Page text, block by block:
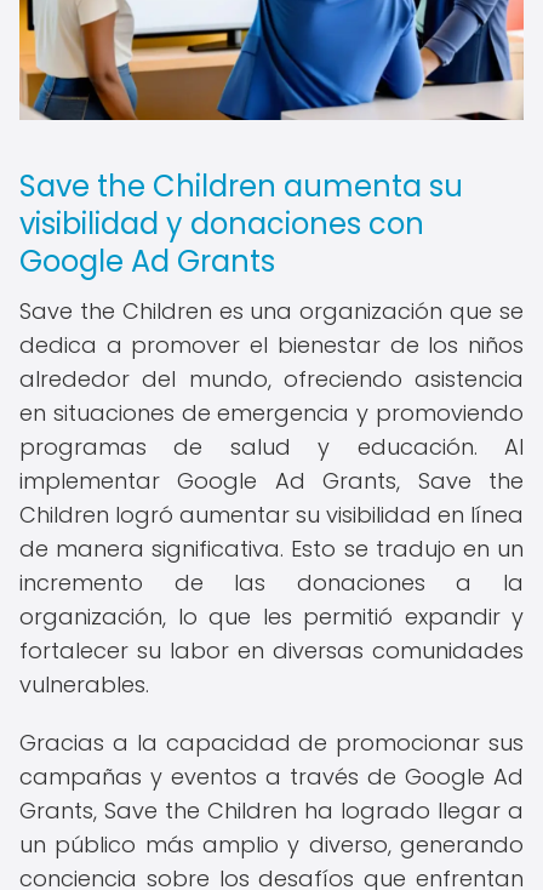
Save the Children aumenta su
visibilidad y donaciones con
Google Ad Grants
Save the Children es una organización que se
dedica a promover el bienestar de los niños
alrededor del mundo, ofreciendo asistencia
en situaciones de emergencia y promoviendo
programas de salud y educación. Al
implementar Google Ad Grants, Save the
Children logró aumentar su visibilidad en línea
de manera significativa. Esto se tradujo en un
incremento de las donaciones a la
organización, lo que les permitió expandir y
fortalecer su labor en diversas comunidades
vulnerables.
Gracias a la capacidad de promocionar sus
campañas y eventos a través de Google Ad
Grants, Save the Children ha logrado llegar a
un público más amplio y diverso, generando
conciencia sobre los desafíos que enfrentan